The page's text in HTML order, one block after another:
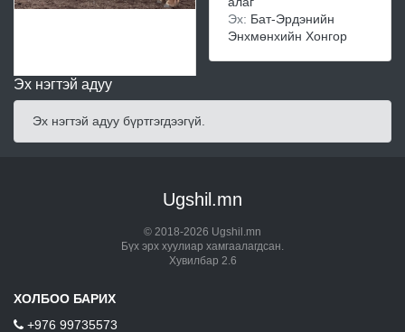
Эх: Бат-Эрдэнийн
Энхмөнхийн Хонгор
Эх нэгтэй адуу
Эх нэгтэй адуу бүртгэгдээгүй.
Ugshil.mn
© 2018-2026 Ugshil.mn
Бүх эрх хуулиар хамгаалагдсан.
Хувилбар 2.6
ХОЛБОО БАРИХ
+976 99735573